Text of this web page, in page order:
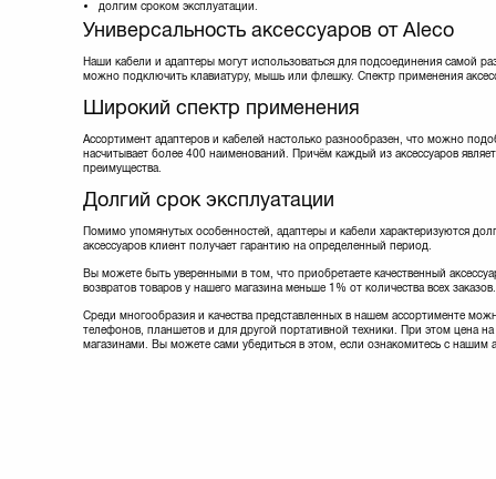
Lapara(5)
Manhattan(9)
Maxxter
Maxxtro(3)
Nomi (20)
Noname (1)
Optima (1)
Ozaki
PATRON (13)
PowerPlant
(35)
REAL-EL(9)
Samsung(3)
Sven(8)
долгим сроком эксплуатации.
Универсальность аксессуаров от Aleco
Наши кабели и адаптеры могут использоваться для подсоединения самой
можно подключить клавиатуру, мышь или флешку. Спектр применения
Широкий спектр применения
Ассортимент адаптеров и кабелей настолько разнообразен, что можно
насчитывает более 400 наименований. Причём каждый из аксессуаров
преимущества.
Долгий срок эксплуатации
Помимо упомянутых особенностей, адаптеры и кабели характеризуются
аксессуаров клиент получает гарантию на определенный период.
Вы можете быть уверенными в том, что приобретаете качественный
возвратов товаров у нашего магазина меньше 1% от количества всех заказов.
Среди многообразия и качества представленных в нашем ассортименте
телефонов, планшетов и для другой портативной техники. При этом цена
магазинами. Вы можете сами убедиться в этом, если ознакомитесь с нашим